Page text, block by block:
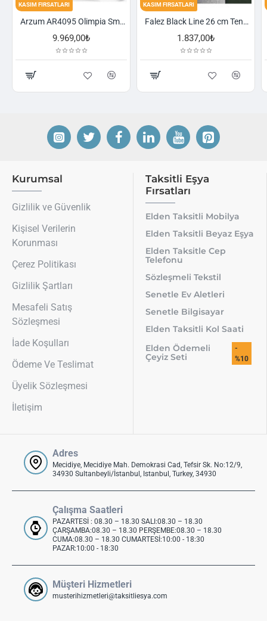
KASIM FIRSATLARI
Arzum AR4095 Olimpia Smart Cyclone Filtreli Süpürge - Füme
9.969,00₺
KASIM FIRSATLARI
Falez Black Line 26 cm Tencere
1.837,00₺
Kurumsal
Gizlilik ve Güvenlik
Kişisel Verilerin
Korunması
Çerez Politikası
Gizlilik Şartları
Mesafeli Satış
Sözleşmesi
İade Koşulları
Ödeme Ve Teslimat
Üyelik Sözleşmesi
İletişim
Taksitli Eşya
Fırsatları
Elden Taksitli Mobilya
Elden Taksitli Beyaz Eşya
Elden Taksitle Cep
Telefonu
Sözleşmeli Tekstil
Senetle Ev Aletleri
Senetle Bilgisayar
Elden Taksitli Kol Saati
Elden Ödemeli
Çeyiz Seti
-
%10
Adres
Mecidiye, Mecidiye Mah. Demokrasi Cad, Tefsir Sk. No:12/9,
34930 Sultanbeyli/İstanbul, Istanbul, Turkey, 34930
Çalışma Saatleri
PAZARTESİ : 08.30 – 18.30 SALI:08.30 – 18.30
ÇARŞAMBA:08.30 – 18.30 PERŞEMBE:08.30 – 18.30
CUMA:08.30 – 18.30 CUMARTESİ:10:00 - 18:30
PAZAR:10:00 - 18:30
Müşteri Hizmetleri
musterihizmetleri@taksitliesya.com